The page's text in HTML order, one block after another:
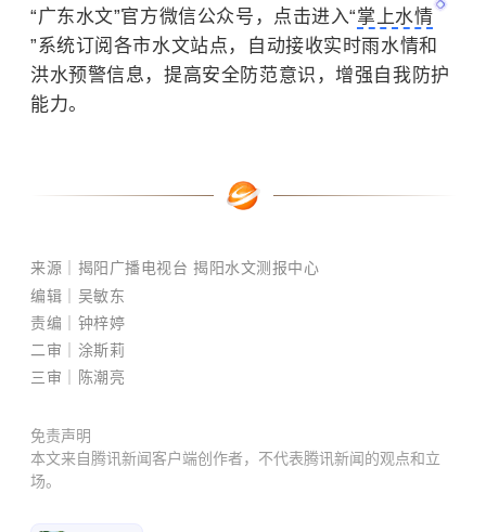
“广东水文”官方微信公众号，点击进入“掌上水情
”系统订阅各市水文站点，自动接收实时雨水情和
洪水预警信息，提高安全防范意识，增强自我防护
能力。
来源 ｜揭阳广播电视台 揭阳水文测报中心
编辑｜吴敏东
责编 ｜钟梓婷
二审｜涂斯莉
三审｜陈潮亮
免责声明
本文来自腾讯新闻客户端创作者，不代表腾讯新闻的观点和立
场。